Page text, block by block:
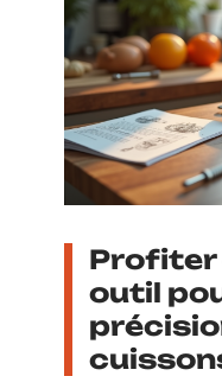
Profiter
outil